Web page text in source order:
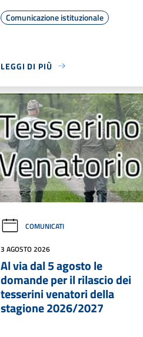
Comunicazione istituzionale
LEGGI DI PIÙ
COMUNICATI
3 AGOSTO 2026
Al via dal 5 agosto le
domande per il rilascio dei
tesserini venatori della
stagione 2026/2027